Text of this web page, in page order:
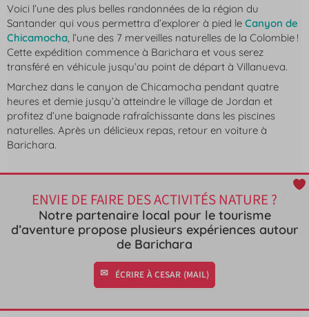
Voici l’une des plus belles randonnées de la région du
Santander qui vous permettra d’explorer à pied le Canyon de
Chicamocha, l’une des 7 merveilles naturelles de la Colombie !
Cette expédition commence à Barichara et vous serez
transféré en véhicule jusqu’au point de départ à Villanueva.
Marchez dans le canyon de Chicamocha pendant quatre
heures et demie jusqu’à atteindre le village de Jordan et
profitez d’une baignade rafraîchissante dans les piscines
naturelles. Après un délicieux repas, retour en voiture à
Barichara.
ENVIE DE FAIRE DES ACTIVITÉS NATURE ?
Notre partenaire local pour le tourisme
d’aventure propose plusieurs expériences autour
de Barichara
ÉCRIRE À CESAR (MAIL)